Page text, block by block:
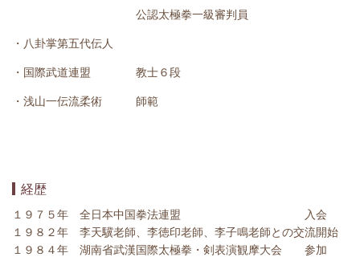
公認太極拳一級審判員
・八卦掌第五代伝人
・国際武道連盟 教士６段
・浅山一伝流柔術 師範
経歴
１９７５年 全日本中国拳法連盟 入会
１９８２年 李天驥老師、李徳印老師、李子鳴老師との交流開始
１９８４年 湖南省武漢国際太極拳・剣表演観摩大会 参加